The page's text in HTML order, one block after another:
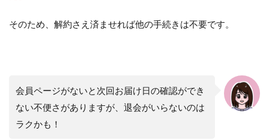
そのため、解約さえ済ませれば他の手続きは不要です。
会員ページがないと次回お届け日の確認ができ
ない不便さがありますが、退会がいらないのは
ラクかも！